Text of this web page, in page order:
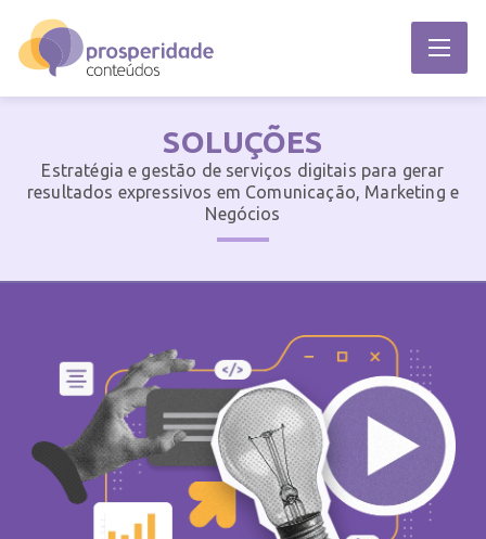
SOLUÇÕES
Estratégia e gestão de serviços digitais para gerar
resultados expressivos em Comunicação, Marketing e
Negócios